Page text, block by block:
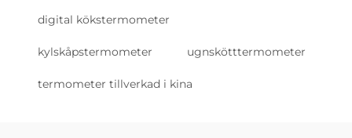
digital kökstermometer
kylskåpstermometer ugnskötttermometer
termometer tillverkad i kina